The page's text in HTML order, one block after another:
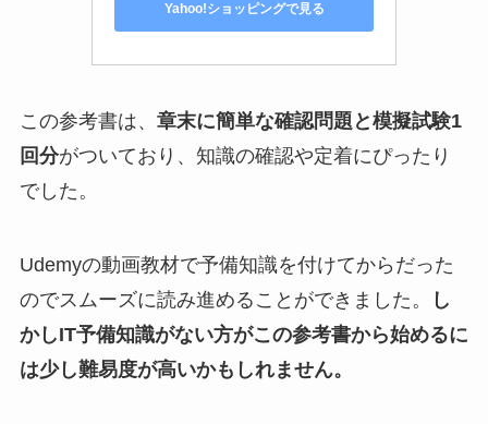
Yahoo!ショッピングで見る
この参考書は、 章末に簡単な確認問題と模擬試験1
回分がついており、知識の確認や定着にぴったり
でした。
Udemyの動画教材で予備知識を付けてからだった
のでスムーズに読み進めることができました。
し
かしIT予備知識がない方がこの参考書から始めるに
は少し難易度が高いかもしれません。